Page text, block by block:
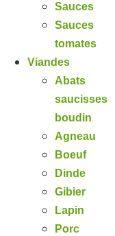
Sauces
Sauces
tomates
Viandes
Abats
saucisses
boudin
Agneau
Boeuf
Dinde
Gibier
Lapin
Porc